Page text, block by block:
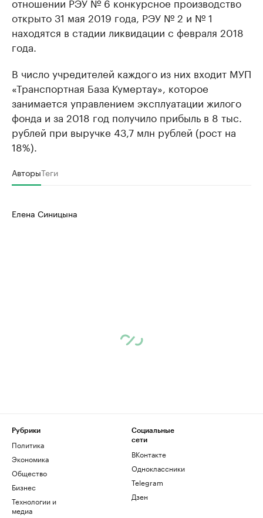
открыто 31 мая 2019 года, РЭУ № 2 и № 1
находятся в стадии ликвидации с февраля 2018
года.
В число учредителей каждого из них входит МУП
«Транспортная База Кумертау», которое
занимается управлением эксплуатации жилого
фонда и за 2018 год получило прибыль в 8 тыс.
рублей при выручке 43,7 млн рублей (рост на
18%).
АвторыТеги
Елена Синицына
Рубрики
Политика
Экономика
Общество
Бизнес
Технологии и
медиа
Социальные
сети
ВКонтакте
Одноклассники
Telegram
Дзен